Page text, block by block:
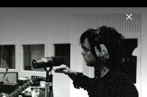
Menu
Musik Videos Fotos Biografie